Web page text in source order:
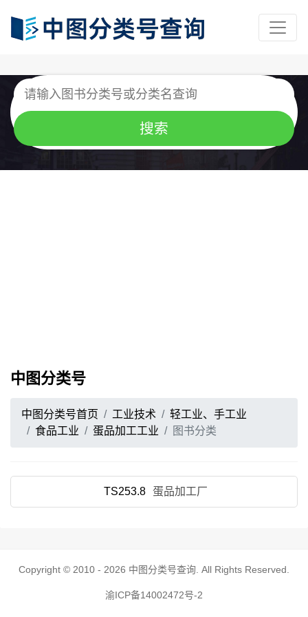
中图分类号
中图分类号首页 工业技术
轻工业、手工业
食品工业
蛋品加工工业 图书分类
TS253.8 蛋品加工厂
Copyright © 2010 - 2026 中图分类号查询 . All Rights Reserved.
渝ICP备14002472号-2